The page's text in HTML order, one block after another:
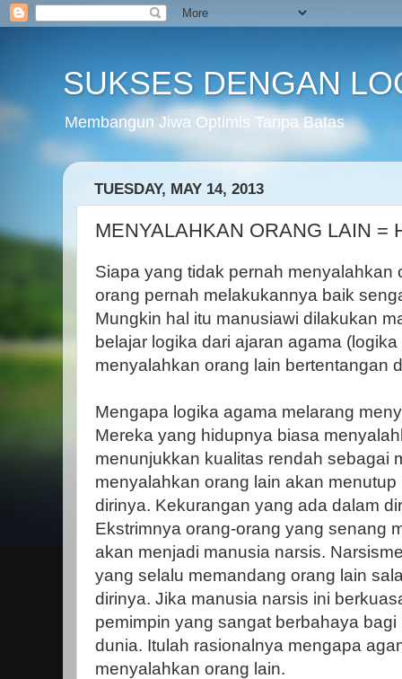
SUKSES DENGAN
Membangun Jiwa Optimis Tanpa Batas
TUESDAY, MAY 14, 2013
MENYALAHKAN ORANG LAIN =
Siapa yang tidak pernah menyalahkan
orang pernah melakukannya baik
Mungkin hal itu manusiawi dilakukan
belajar logika dari ajaran agama
menyalahkan orang lain bertentangan
Mengapa logika agama melarang
Mereka yang hidupnya biasa
menunjukkan kualitas rendah sebagai
menyalahkan orang lain akan
dirinya. Kekurangan yang ada dalam
Ekstrimnya orang-orang yang senang
akan menjadi manusia narsis.
yang selalu memandang orang lain
dirinya. Jika manusia narsis ini
pemimpin yang sangat berbahaya
dunia. Itulah rasionalnya mengapa
menyalahkan orang lain.